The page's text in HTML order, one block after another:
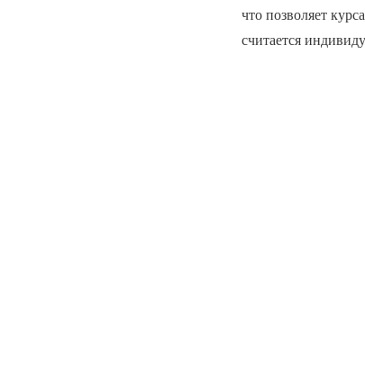
что позволяет
считается